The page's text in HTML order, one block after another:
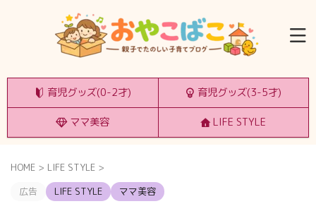
育児グッズ(0-2才) 育児グッズ(3-5才)
ママ美容 LIFE STYLE
HOME > LIFE STYLE >
広告
LIFE STYLE ママ美容